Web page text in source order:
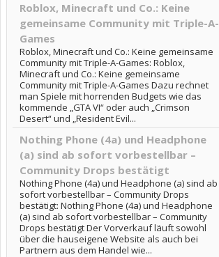
Roblox, Minecraft und Co.: Keine
gemeinsame Community mit Triple-A-
Games
Roblox, Minecraft und Co.: Keine gemeinsame
Community mit Triple-A-Games: Roblox,
Minecraft und Co.: Keine gemeinsame
Community mit Triple-A-Games Dazu rechnet
man Spiele mit horrenden Budgets wie das
kommende „GTA VI“ oder auch „Crimson
Desert“ und „Resident Evil...
Nothing Phone (4a) und Headphone
(a) sind ab sofort vorbestellbar –
Community Drops bestätigt
Nothing Phone (4a) und Headphone (a) sind ab
sofort vorbestellbar – Community Drops
bestätigt: Nothing Phone (4a) und Headphone
(a) sind ab sofort vorbestellbar – Community
Drops bestätigt Der Vorverkauf läuft sowohl
über die hauseigene Website als auch bei
Partnern aus dem Handel wie...